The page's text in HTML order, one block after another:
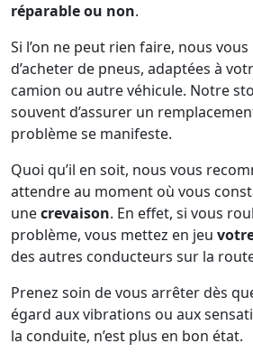
réparable ou non.
Si l’on ne peut rien faire, nous
d’acheter de pneus, adaptées à
camion ou autre véhicule. Notre
souvent d’assurer un
problème se manifeste.
Quoi qu’il en soit, nous vous
attendre au moment où vous
unecrevaison. En effet, si vous
problème, vous mettez en jeu
des autres conducteurs sur la
Prenez soin de vous arrêter dès
égard aux vibrations ou aux
la conduite, n’est plus en bon état.